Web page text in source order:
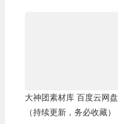
大神团素材库 百度云网盘
（持续更新，务必收藏）